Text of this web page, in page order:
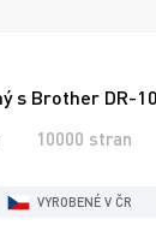
s Brother DR-
10000 stran
VYROBENÉ V ČR